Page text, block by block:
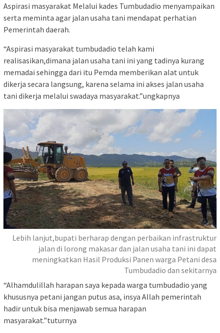
Aspirasi masyarakat Melalui kades Tumbudadio menyampaikan
serta meminta agar jalan usaha tani mendapat perhatian
Pemerintah daerah.
“Aspirasi masyarakat tumbudadio telah kami
realisasikan,dimana jalan usaha tani ini yang tadinya kurang
memadai sehingga dari itu Pemda memberikan alat untuk
dikerja secara langsung, karena selama ini akses jalan usaha
tani dikerja melalui swadaya masyarakat.”ungkapnya
Lebih lanjut,bupati berharap dengan perbaikan infrastruktur
jalan di lorong makasar dan jalan usaha tani ini dapat
meningkatkan Hasil Produksi Panen warga Petani desa
Tumbudadio dan sekitarnya
“Alhamdulillah harapan saya kepada warga tumbudadio yang
khususnya petani jangan putus asa, insya Allah pemerintah
hadir untuk bisa menjawab semua harapan
masyarakat.”tuturnya